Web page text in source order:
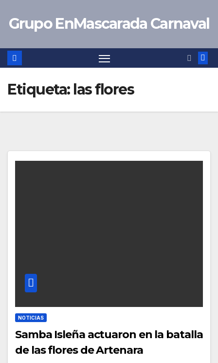
Grupo EnMascarada Carnaval
Etiqueta: las flores
NOTICIAS
Samba Isleña actuaron en la batalla
de las flores de Artenara